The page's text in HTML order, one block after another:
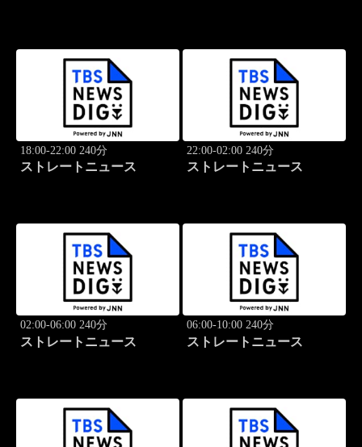
18:00-22:00 240分
ストレートニュース
22:00-02:00 240分
ストレートニュース
02:00-06:00 240分
ストレートニュース
06:00-10:00 240分
ストレートニュース